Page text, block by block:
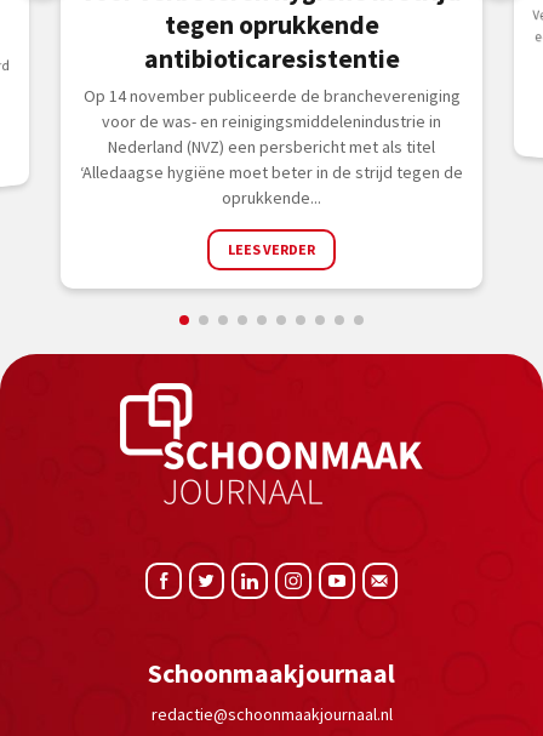
tegen oprukkende
antibioticaresistentie
Op 14 november publiceerde de branchevereniging
voor de was- en reinigingsmiddelenindustrie in
Nederland (NVZ) een persbericht met als titel
‘Alledaagse hygiëne moet beter in de strijd tegen de
oprukkende...
LEES VERDER
Schoonmaakjournaal
redactie@schoonmaakjournaal.nl